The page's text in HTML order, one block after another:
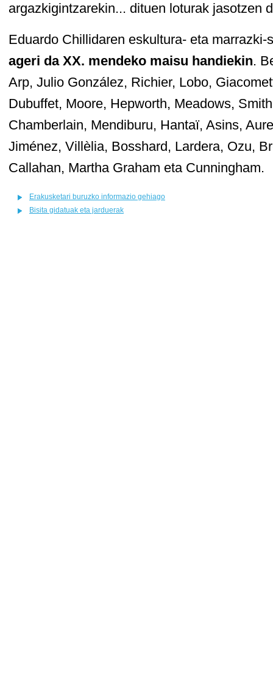
argazkigintzarekin... dituen loturak jasotzen
Eduardo Chillidaren eskultura- eta
ageri da XX. mendeko maisu handiekin.
Arp, Julio González, Richier, Lobo,
Dubuffet, Moore, Hepworth, Meadows,
Chamberlain, Mendiburu, Hantaï, Asins,
Jiménez, Villèlia, Bosshard, Lardera, Ozu,
Callahan, Martha Graham eta Cunningham.
Erakusketari buruzko informazio gehiago
Bisita gidatuak eta jarduerak